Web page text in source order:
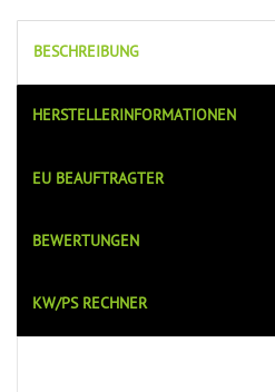
BESCHREIBUNG
HERSTELLERINFORMATIONEN
EU BEAUFTRAGTER
BEWERTUNGEN
KW/PS RECHNER